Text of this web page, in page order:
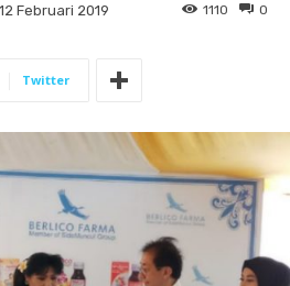
12 Februari 2019 0
1110
Twitter